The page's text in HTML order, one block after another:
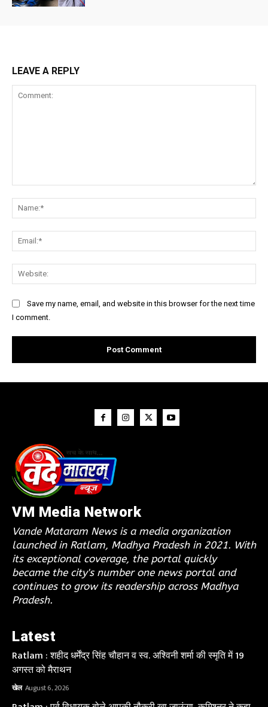
LEAVE A REPLY
Save my name, email, and website in this browser for the next time
I comment.
VM Media Network
Vande Mataram News is a media organization
launched in Ratlam, Madhya Pradesh in 2021. With
its exceptional coverage, the portal quickly
became the city's number one news portal and
continues to grow its readership across Madhya
Pradesh.
Latest
Ratlam : शहीद धर्मेंद्र सिंह चौहान व स्व. अश्विनी शर्मा की स्मृति में 19
अगस्त को मैराथन
खेल August 6, 2026